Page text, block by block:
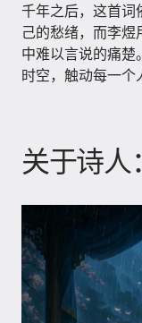
千年之后，这首词
己的愁绪，而李煜
中难以言说的痛
时空，触动每一个
关于诗人：